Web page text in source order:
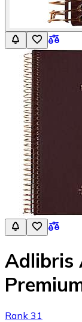
Adlibris
Rank 31